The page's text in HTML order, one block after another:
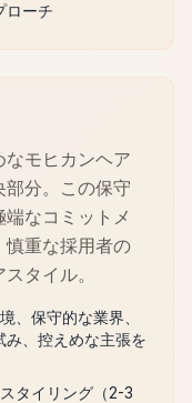
ローチ
モヒカンヘア
分。この保守
なコミットメ
慎重な採用者の
タイル。
、保守的な業界、
、控えめな主張を
タイリング（2-3